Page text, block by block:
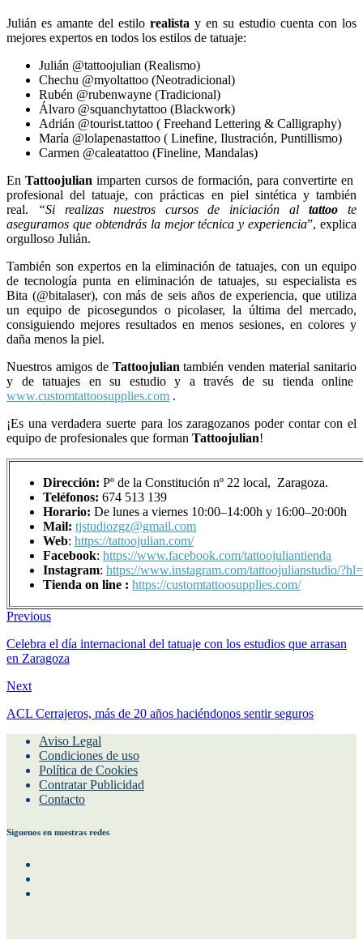
Julián es amante del estilo realista y en su estudio cuenta con los
mejores expertos en todos los estilos de tatuaje:
Julián @tattoojulian (Realismo)
Chechu @myoltattoo (Neotradicional)
Rubén @rubenwayne (Tradicional)
Álvaro @squanchytattoo (Blackwork)
Adrián @tourist.tattoo ( Freehand Lettering & Calligraphy)
María @lolapenastattoo ( Linefine, Ilustración, Puntillismo)
Carmen @caleatattoo (Fineline, Mandalas)
En Tattoojulian imparten cursos de formación, para convertirte en
profesional del tatuaje, con prácticas en piel sintética y también
real.
“Si realizas nuestros cursos de iniciación altattoote
aseguramos que obtendrás la mejor técnica y experiencia”, explica
orgulloso Julián.
También son expertos en la eliminación de tatuajes, con un equipo
de tecnología punta en eliminación de tatuajes, su especialista es
Bita (@bitalaser), con más de seis años de experiencia, que utiliza
un equipo de picosegundos o picolaser, la última del mercado,
consiguiendo mejores resultados en menos sesiones, en colores y
daña menos la piel.
Nuestros amigos de Tattoojuliantambién venden material sanitario
y de tatuajes en su estudio y a través de su tienda online
www.customtattoosupplies.com .
¡Es una verdadera suerte para los zaragozanos poder contar con el
equipo de profesionales que forman Tattoojulian!
Dirección: Pº de la Constitución nº 22 local, Zaragoza.
Teléfonos: 674 513 139
Horario: De lunes a viernes 10:00–14:00h y 16:00–20:00h
Mail: tjstudiozgz@gmail.com
Web: https://tattoojulian.com/
Facebook: https://www.facebook.com/tattoojuliantienda
Instagram: https://www.instagram.com/tattoojulianstudio/
Tienda on line : https://customtattoosupplies.com/
Previous
Celebra el día internacional del tatuaje con los estudios que arrasan
en Zaragoza
Next
ACL Cerrajeros, más de 20 años haciéndonos sentir seguros
Aviso Legal
Condiciones de uso
Política de Cookies
Contratar Publicidad
Contacto
Siguenos en nuestras redes